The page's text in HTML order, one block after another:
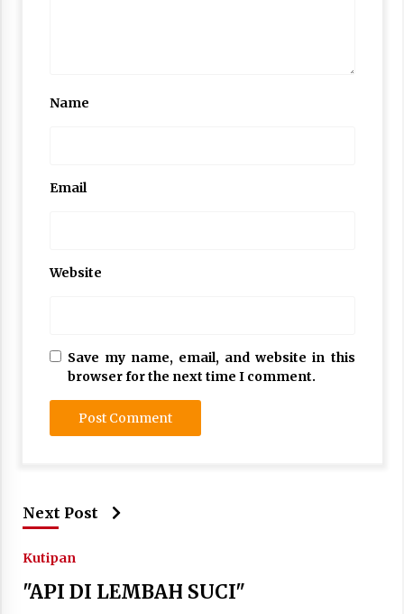
Name
Email
Website
Save my name, email, and website in this
browser for the next time I comment.
Next Post
Kutipan
"API DI LEMBAH SUCI"